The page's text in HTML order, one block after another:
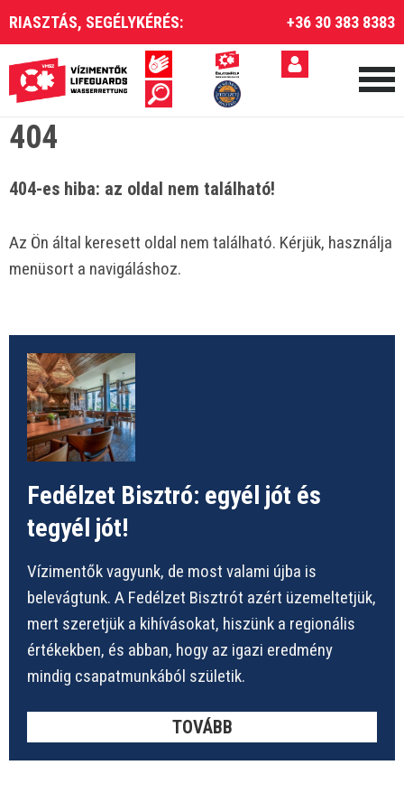
RIASZTÁS, SEGÉLYKÉRÉS: +36 30 383 8383
404
404-es hiba: az oldal nem található!
Az Ön által keresett oldal nem található. Kérjük, használja
menüsort a navigáláshoz.
Fedélzet Bisztró: egyél jót és
tegyél jót!
Vízimentők vagyunk, de most valami újba is
belevágtunk. A Fedélzet Bisztrót azért üzemeltetjük,
mert szeretjük a kihívásokat, hiszünk a regionális
értékekben, és abban, hogy az igazi eredmény
mindig csapatmunkából születik.
TOVÁBB